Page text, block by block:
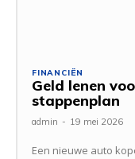
FINANCIËN
Geld lenen
stappenplan
admin - 19 mei 2026
Een nieuwe auto